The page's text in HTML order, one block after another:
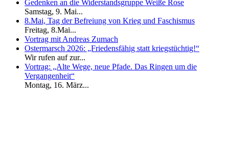
Gedenken an die Widerstandsgruppe Weiße Rose
Samstag, 9. Mai...
8.Mai, Tag der Befreiung von Krieg und Faschismus
Freitag, 8.Mai...
Vortrag mit Andreas Zumach
Ostermarsch 2026: „Friedensfähig statt kriegstüchtig!“
Wir rufen auf zur...
Vortrag: „Alte Wege, neue Pfade. Das Ringen um die
Vergangenheit“
Montag, 16. März...